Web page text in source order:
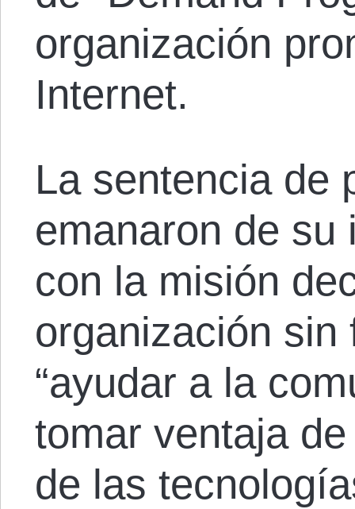
organización
Internet.
La sentencia de
emanaron de su
con la misión
organización sin
“ayudar a la
tomar ventaja
de las